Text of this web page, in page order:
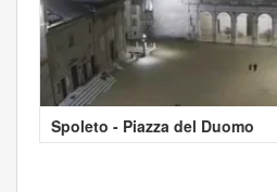
Spoleto - Piazza del Duomo